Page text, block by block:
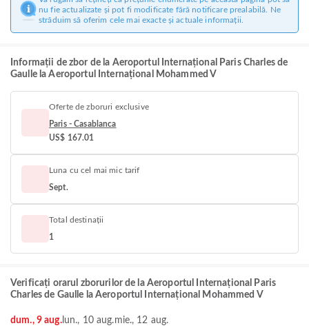
nu fie actualizate și pot fi modificate fără notificare prealabilă. Ne
străduim să oferim cele mai exacte și actuale informații.
Informații de zbor de la Aeroportul Internațional Paris Charles de
Gaulle la Aeroportul Internațional Mohammed V
Oferte de zboruri exclusive
Paris - Casablanca
US$ 167.01
Luna cu cel mai mic tarif
Sept.
Total destinații
1
Verificați orarul zborurilor de la Aeroportul Internațional Paris
Charles de Gaulle la Aeroportul Internațional Mohammed V
dum., 9 aug.lun., 10 aug.mie., 12 aug.